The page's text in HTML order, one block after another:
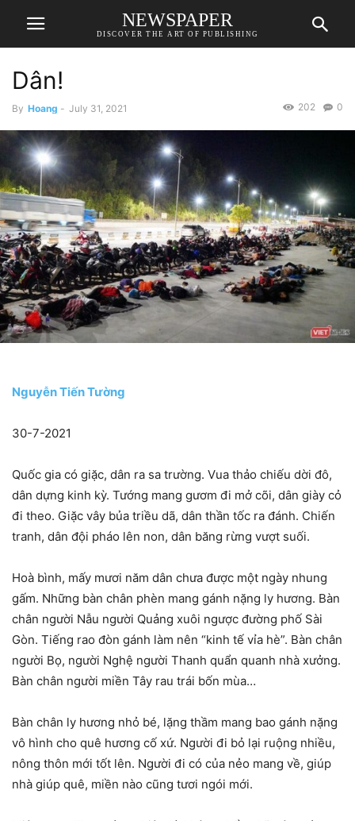
NEWSPAPER
DISCOVER THE ART OF PUBLISHING
Dân!
By Hoang - July 31, 2021 0
202
Nguyễn Tiến Tường
30-7-2021
Quốc gia có giặc, dân ra sa trường. Vua thảo chiếu dời đô,
dân dựng kinh kỳ. Tướng mang gươm đi mở cõi, dân giày cỏ
đi theo. Giặc vây bủa triều dã, dân thần tốc ra đánh. Chiến
tranh, dân đội pháo lên non, dân băng rừng vượt suối.
Hoà bình, mấy mươi năm dân chưa được một ngày nhung
gấm. Những bàn chân phèn mang gánh nặng ly hương. Bàn
chân người Nẫu người Quảng xuôi ngược đường phố Sài
Gòn. Tiếng rao đòn gánh làm nên “kinh tế vỉa hè”. Bàn chân
người Bọ, người Nghệ người Thanh quẩn quanh nhà xưởng.
Bàn chân người miền Tây rau trái bốn mùa…
Bàn chân ly hương nhỏ bé, lặng thầm mang bao gánh nặng
vô hình cho quê hương cố xứ. Người đi bỏ lại ruộng nhiều,
nông thôn mới tốt lên. Người đi có của nẻo mang về, giúp
nhà giúp quê, miền nào cũng tươi ngói mới.